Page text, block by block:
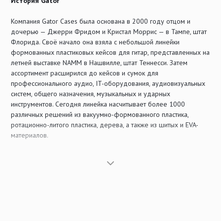
Компания Gator Cases была основана в 2000 году отцом и
дочерью — Джерри Фридом и Кристал Моррис — в Тампе, штат
Флорида. Своё начало она взяла с небольшой линейки
формованных пластиковых кейсов для гитар, представленных на
летней выставке NAMM в Нашвилле, штат Теннесси. Затем
ассортимент расширился до кейсов и сумок для
профессионального аудио, IT-оборудования, аудиовизуальных
систем, общего назначения, музыкальных и ударных
инструментов. Сегодня линейка насчитывает более 1000
различных решений из вакуумно-формованного пластика,
ротационно-литого пластика, дерева, а также из шитых и EVA-
материалов.
кейсов, Gator также развила полноценное OEM-подразделение,